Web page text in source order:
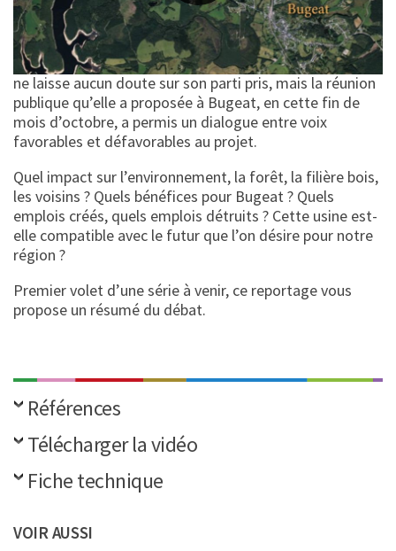
Le débat public a pourtant tardé à se mettre en place.
C’est une association créée pour la circonstance, « Non
à la montagne pellets », qui en a pris l’initiative. Le nom
ne laisse aucun doute sur son parti pris, mais la réunion
publique qu’elle a proposée à Bugeat, en cette fin de
mois d’octobre, a permis un dialogue entre voix
favorables et défavorables au projet.
Quel impact sur l’environnement, la forêt, la filière bois,
les voisins ? Quels bénéfices pour Bugeat ? Quels
emplois créés, quels emplois détruits ? Cette usine est-
elle compatible avec le futur que l’on désire pour notre
région ?
Premier volet d’une série à venir, ce reportage vous
propose un résumé du débat.
Références
Télécharger la vidéo
Fiche technique
VOIR AUSSI